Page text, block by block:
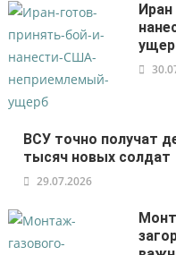
ВСУ точно получат
тысяч новых солдат
29.07.2026